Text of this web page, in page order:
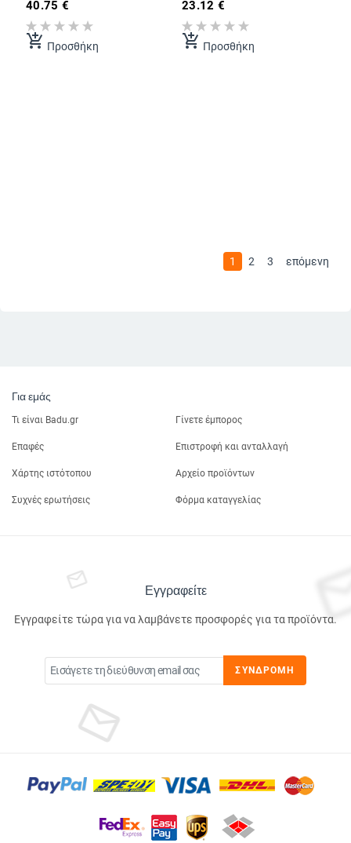
40.75 €
add_shopping_cart Προσθήκη
23.12 €
add_shopping_cart Προσθήκη
1 2 3 επόμενη
Για εμάς
Τι είναι Badu.gr Γίνετε έμπορος
Επαφές Επιστροφή και ανταλλαγή
Χάρτης ιστότοπου Αρχείο προϊόντων
Συχνές ερωτήσεις Φόρμα καταγγελίας
Εγγραφείτε
Εγγραφείτε τώρα για να λαμβάνετε προσφορές για τα προϊόντα.
ΣΥΝΔΡΟΜΉ